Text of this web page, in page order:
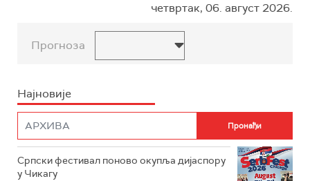
четвртак, 06. август 2026.
Прогноза
Најновије
Српски фестивал поново окупља дијаспору
у Чикагу